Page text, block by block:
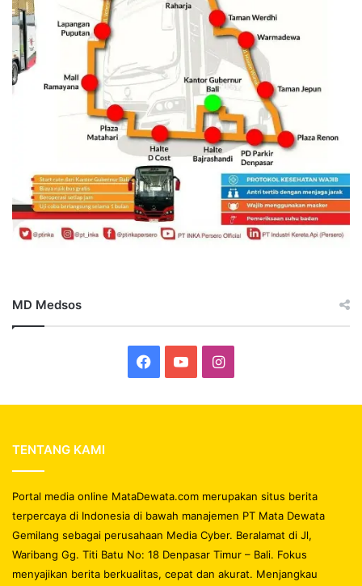
MD Medsos
Facebook
YouTubeInstagram
TENTANG KAMI
Portal media online MataDewata.com merupakan situs berita
terpercaya di Indonesia di bawah manajemen PT Mata Dewata
Gemilang sebagai perusahaan Media Cyber. Beralamat di Jl,
Waribang Gg. Titi Batu No: 18 Denpasar Timur – Bali. Fokus
menyajikan berita berkualitas, cepat dan akurat. Menjangkau